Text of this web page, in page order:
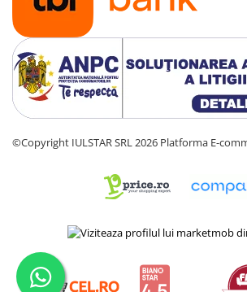
©Copyright IULSTAR SRL 2026 Platforma E-